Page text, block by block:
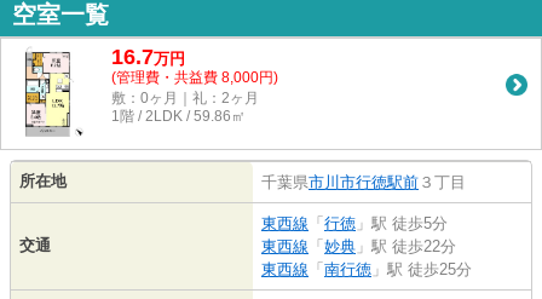
空室一覧
16.7万円
(管理費・共益費 8,000円)
敷：0ヶ月｜礼：2ヶ月
1階 / 2LDK / 59.86㎡
所在地 千葉県市川市行徳駅前 ３丁目
交通
東西線 「 行徳 」駅 徒歩5分
東西線 「 妙典 」駅 徒歩22分
東西線 「 南行徳 」駅 徒歩25分